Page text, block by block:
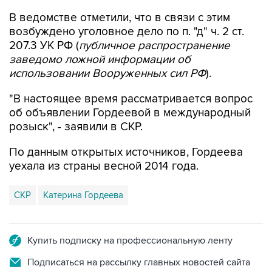
В ведомстве отметили, что в связи с этим
возбуждено уголовное дело по п. "д" ч. 2 ст.
207.3 УК РФ (публичное распространение
заведомо ложной информации об
использовании Вооруженных сил РФ).
"В настоящее время рассматривается вопрос
об объявлении Гордеевой в международный
розыск", - заявили в СКР.
По данным открытых источников, Гордеева
уехала из страны весной 2014 года.
СКР Катерина Гордеева
Купить подписку на профессиональную ленту
Подписаться на рассылку главных новостей сайта